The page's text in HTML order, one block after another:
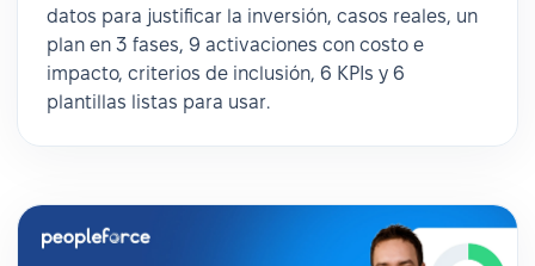
datos para justificar la inversión, casos reales, un
plan en 3 fases, 9 activaciones con costo e
impacto, criterios de inclusión, 6 KPIs y 6
plantillas listas para usar.